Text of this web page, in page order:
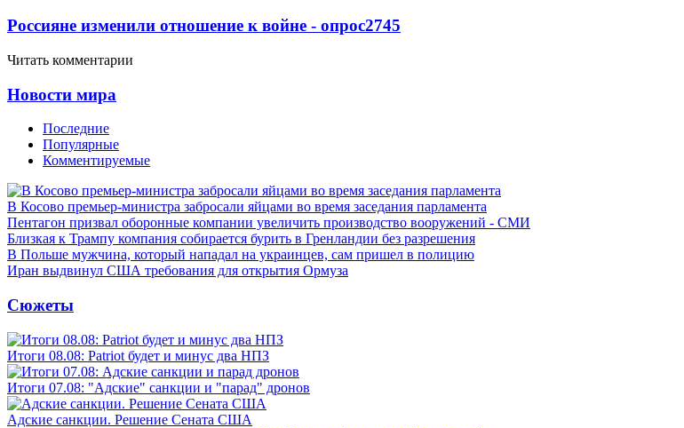
Россияне изменили отношение к войне - опрос2745
Читать комментарии
Новости мира
Последние
Популярные
Комментируемые
В Косово премьер-министра забросали яйцами во время заседания парламента
Пентагон призвал оборонные компании увеличить производство вооружений - СМИ
Близкая к Трампу компания собирается бурить в Гренландии без разрешения
В Польше мужчина, который нападал на украинцев, сам пришел в полицию
Иран выдвинул США требования для открытия Ормуза
Сюжеты
Итоги 08.08: Patriot будет и минус два НПЗ
Итоги 07.08: "Адские" санкции и "парад" дронов
Адские санкции. Решение Сената США